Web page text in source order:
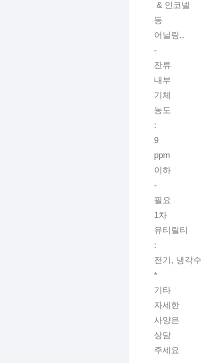
& 인코넬
등
어닐링..
-
잔류
내부
기체
농도
:
9
ppm
이하
-
필요
1차
유티릴티
:
전기, 냉각수
*
기타
자세한
사양은
상담
주세요